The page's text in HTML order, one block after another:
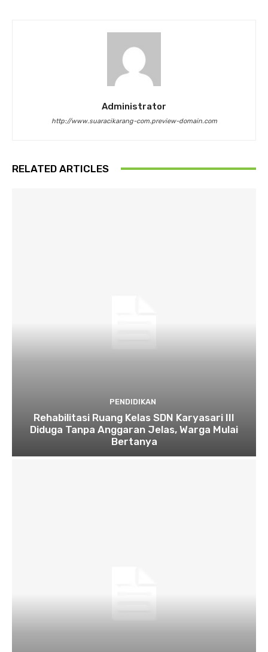
Administrator
http://www.suaracikarang-com.preview-domain.com
RELATED ARTICLES
PENDIDIKAN
Rehabilitasi Ruang Kelas SDN Karyasari III
Diduga Tanpa Anggaran Jelas, Warga Mulai
Bertanya